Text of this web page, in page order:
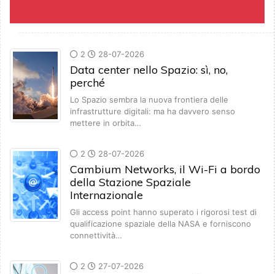
2 28-07-2026
Data center nello Spazio: sì, no,
perché
Lo Spazio sembra la nuova frontiera delle
infrastrutture digitali: ma ha davvero senso
mettere in orbita…
2 28-07-2026
Cambium Networks, il Wi-Fi a bordo
della Stazione Spaziale
Internazionale
Gli access point hanno superato i rigorosi test di
qualificazione spaziale della NASA e forniscono
connettività…
2 27-07-2026